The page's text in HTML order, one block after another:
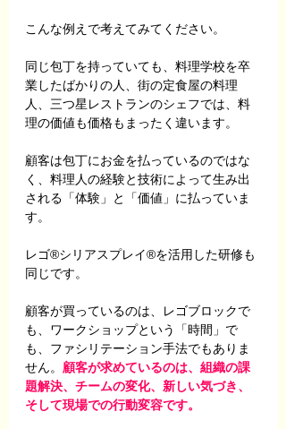
こんな例えで考えてみてください。
同じ包丁を持っていても、料理学校を卒
業したばかりの人、街の定食屋の料理
人、三つ星レストランのシェフでは、料
理の価値も価格もまったく違います。
顧客は包丁にお金を払っているのではな
く、料理人の経験と技術によって生み出
される「体験」と「価値」に払っていま
す。
レゴ®シリアスプレイ®を活用した研修も
同じです。
顧客が買っているのは、レゴブロックで
も、ワークショップという「時間」で
も、ファシリテーション手法でもありま
せん。 顧客が求めているのは、組織の課
題解決、チームの変化、新しい気づき、
そして現場での行動変容です。